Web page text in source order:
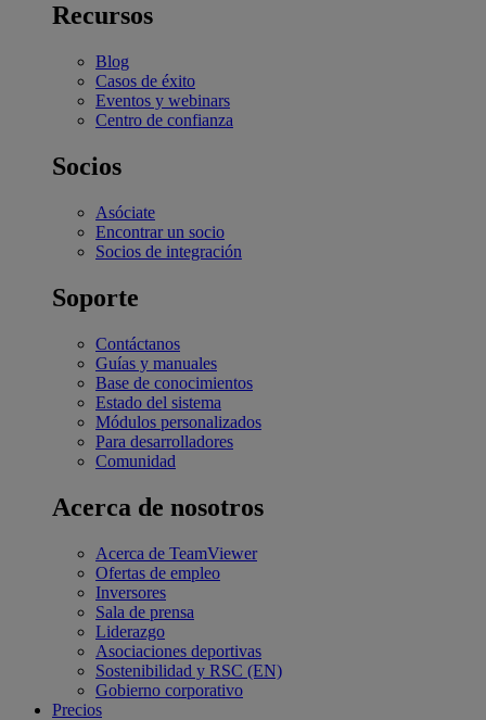
Recursos
Blog
Casos de éxito
Eventos y webinars
Centro de confianza
Socios
Asóciate
Encontrar un socio
Socios de integración
Soporte
Contáctanos
Guías y manuales
Base de conocimientos
Estado del sistema
Módulos personalizados
Para desarrolladores
Comunidad
Acerca de nosotros
Acerca de TeamViewer
Ofertas de empleo
Inversores
Sala de prensa
Liderazgo
Asociaciones deportivas
Sostenibilidad y RSC (EN)
Gobierno corporativo
Precios